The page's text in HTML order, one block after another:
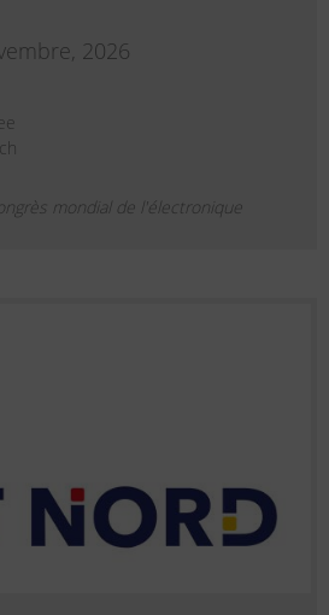
2026
mondial de l'électronique